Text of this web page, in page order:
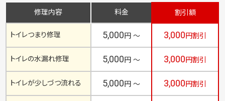
修理内容 料金 割引額
トイレつまり修理 5,000円 ～ 3,000円割引
トイレの水漏れ修理 5,000円 ～ 3,000円割引
トイレが少しづつ流れる 5,000円 ～ 3,000円割引